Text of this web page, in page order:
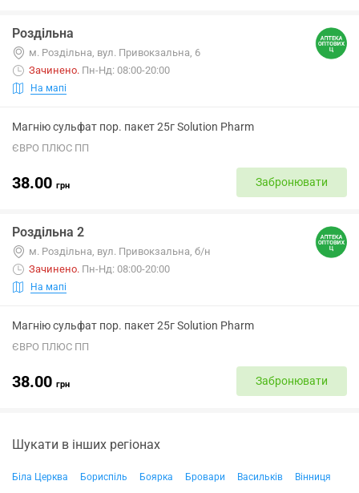
Роздільна
м. Роздільна, вул. Привокзальна, 6
Зачинено. Пн-Нд: 08:00-20:00
На мапі
Магнію сульфат пор. пакет 25г Solution Pharm
ЄВРО ПЛЮС ПП
38.00 грн Забронювати
Роздільна 2
м. Роздільна, вул. Привокзальна, б/н
Зачинено. Пн-Нд: 08:00-20:00
На мапі
Магнію сульфат пор. пакет 25г Solution Pharm
ЄВРО ПЛЮС ПП
38.00 грн Забронювати
Шукати в інших регіонах
Біла Церква Бориспіль Боярка Бровари Васильків
Вінниця